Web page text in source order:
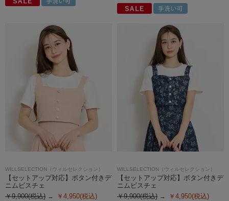
WILLSELECTION（ウィルセレクション）
【セットアップ対応】ボタン付きデ
ニムビスチェ
￥9,900(税込)
￥4,950(税込)
WILLSELECTION（ウィルセレクション）
【セットアップ対応】ボタン付きデ
ニムビスチェ
￥9,900(税込)
￥4,950(税込)